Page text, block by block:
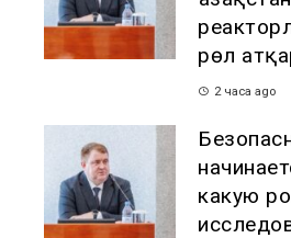
рөл
2 часа ago
какую